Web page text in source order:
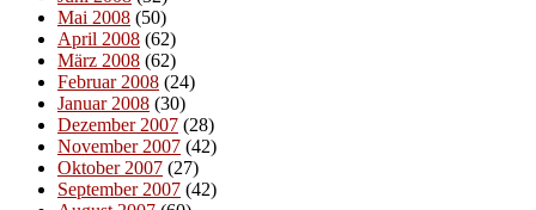
Mai 2008 (50)
April 2008 (62)
März 2008 (62)
Februar 2008 (24)
Januar 2008 (30)
Dezember 2007 (28)
November 2007 (42)
Oktober 2007 (27)
September 2007 (42)